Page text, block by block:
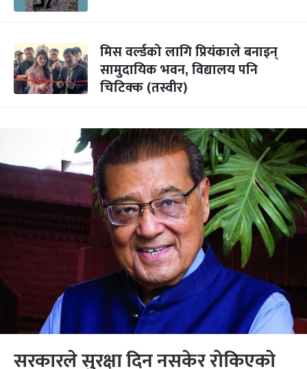
मिस वर्ल्डको लागि प्रियंकाले बनाइन्
सामुदायिक भवन, विद्यालय पनि
चिटिक्क (तस्वीर)
सरकारले सुरक्षा दिन नसकेर रोकिएको